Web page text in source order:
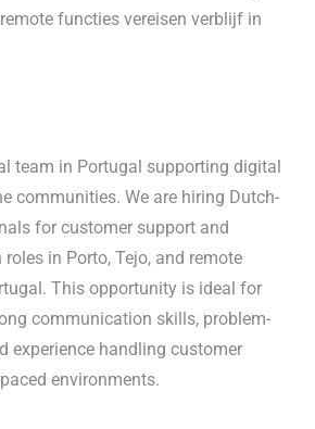
functies vereisen verblijf in
team in Portugal supporting digital
communities. We are hiring Dutch-
for customer support and
in Porto, Tejo, and remote
This opportunity is ideal for
communication skills, problem-
experience handling customer
environments.